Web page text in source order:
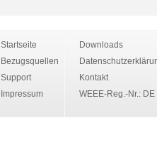
Startseite
Bezugsquellen
Support
Impressum
Downloads
Kontakt
WEEE-Reg.-Nr.: